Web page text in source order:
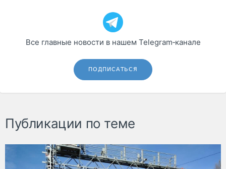
Все главные новости в нашем Telegram‑канале
ПОДПИСАТЬСЯ
Публикации по теме